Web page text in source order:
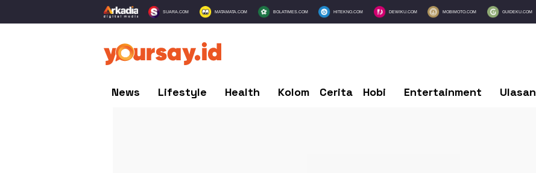
SUARA.COM MATAMATA.COM BOLATIMES.COM HITEKNO.COM DEWIKU.COM MOBIMOTO.COM GUIDEKU.COM
News Lifestyle Health Kolom Cerita Hobi Entertainment Ulasan